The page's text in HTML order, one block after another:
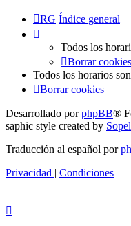
RG Índice general
Todos los
Borrar cookies
Todos los horarios son
Borrar cookies
Desarrollado porphpBB®
saphic style created by Sopel
Traducción al español por
Privacidad | Condiciones